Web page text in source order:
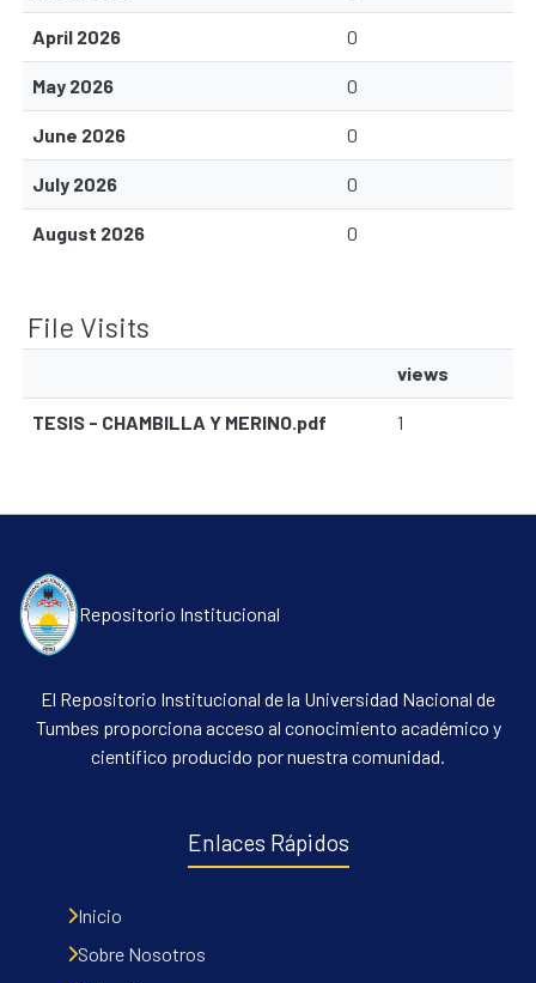
Communities & Collections
All of DSpace
Contacto
Políticas
April 2026 0
May 2026 0
June 2026 0
July 2026 0
August 2026 0
File Visits
views
TESIS - CHAMBILLA Y MERINO.pdf 1
Repositorio Institucional
El Repositorio Institucional de la Universidad Nacional de
Tumbes proporciona acceso al conocimiento académico y
científico producido por nuestra comunidad.
Enlaces Rápidos
Inicio
Sobre Nosotros